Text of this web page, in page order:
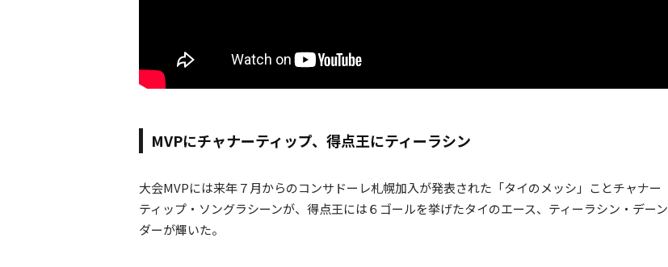
MVPにチャナーティップ、得点王にティーラシン
大会MVPには来年７月からのコンサドーレ札幌加入が発表された「タイのメッシ」ことチャナー
ティップ・ソングラシーンが、得点王には６ゴールを挙げたタイのエース、ティーラシン・デーン
ダーが輝いた。